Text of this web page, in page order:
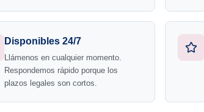
Disponibles 24/7
Llámenos en cualquier momento.
Respondemos rápido porque los
plazos legales son cortos.